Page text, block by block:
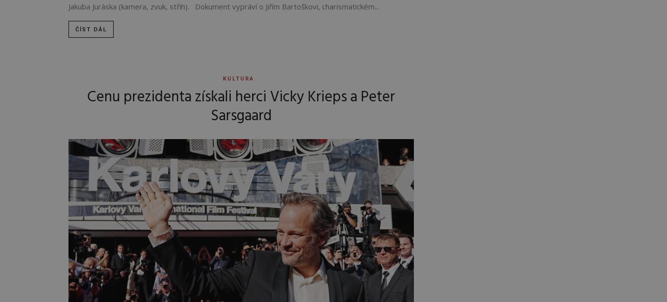
Jakuba Juráska (kamera, zvuk, střih). Dokument vypráví o Jiřím Bartoškovi, charismatickém...
ČÍST DÁL
KULTURA
Cenu prezidenta získali herci Vicky Krieps a Peter
Sarsgaard